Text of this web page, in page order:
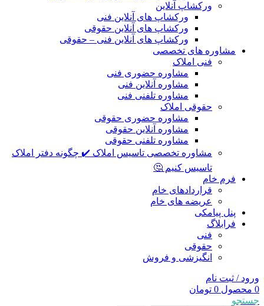
ورکشاپ آنلاین
ورکشاپ های آنلاین فنی
ورکشاپ های آنلاین حقوقی
ورکشاپ های آنلاین فنی – حقوقی
مشاوره های تخصصی
فنی املاک
مشاوره حضوری فنی
مشاوره آنلاین فنی
مشاوره تلفنی فنی
حقوقی املاک
مشاوره حضوری حقوقی
مشاوره آنلاین حقوقی
مشاوره تلفنی حقوقی
مشاوره تخصصی تاسیس املاک ✔️ چگونه دفتر املاک
تاسیس کنیم 🤔
فرم خام
قراردادهای خام
عریضه های خام
پنل پیامکی
فرابلاگ
فنی
حقوقی
انگیزشی و فروش
ورود / ثبت نام
0 محصول 0 تومان
جستجو